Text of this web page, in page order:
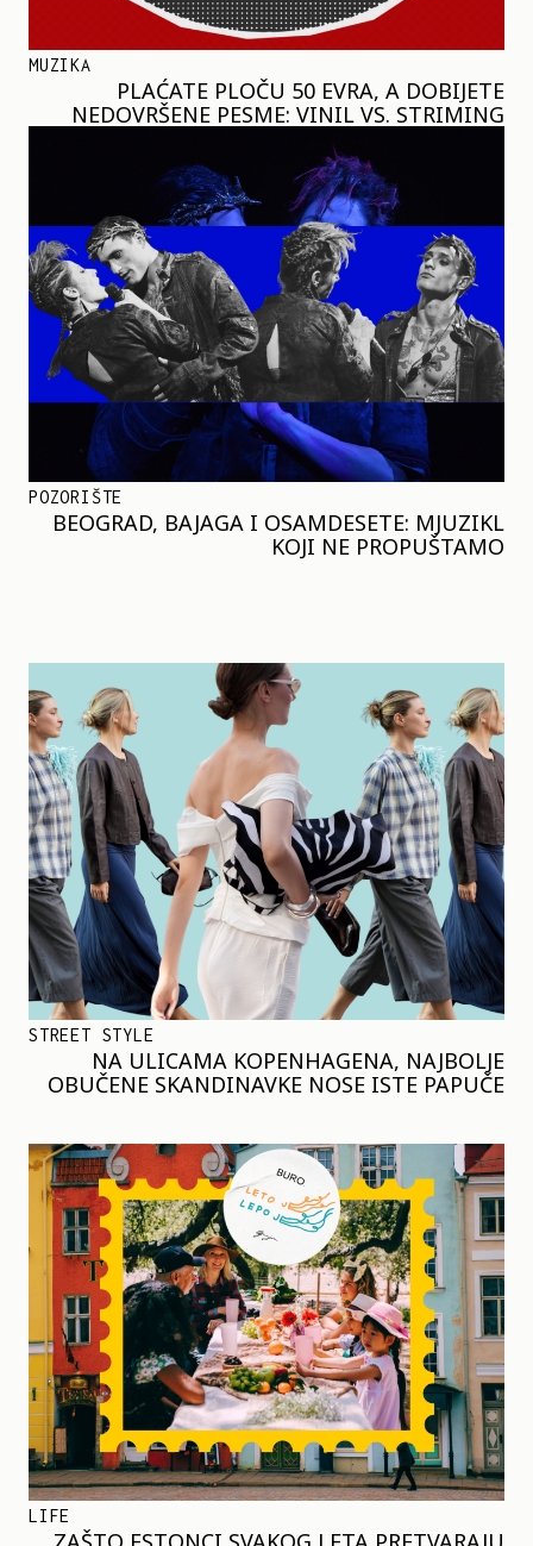
MUZIKA
PLAĆATE PLOČU 50 EVRA, A DOBIJETE
NEDOVRŠENE PESME: VINIL VS. STRIMING
POZORIŠTE
BEOGRAD, BAJAGA I OSAMDESETE: MJUZIKL
KOJI NE PROPUŠTAMO
STREET STYLE
NA ULICAMA KOPENHAGENA, NAJBOLJE
OBUČENE SKANDINAVKE NOSE ISTE PAPUČE
LIFE